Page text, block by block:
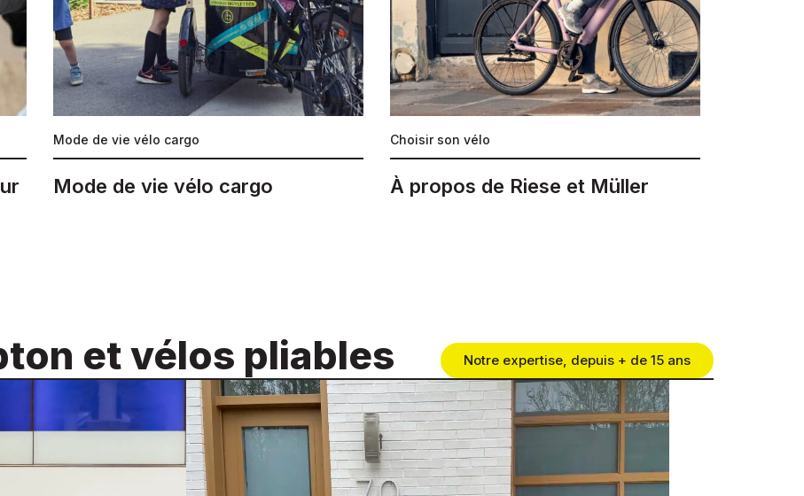
Mode de vie vélo cargo
Mode de vie vélo cargo
Choisir son vélo
À propos de Riese et Müller
et vélos pliables Notre expertise, depuis + de 15 ans